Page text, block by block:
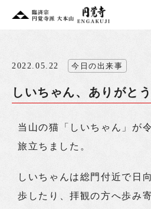
2022.05.22 今日の出来事
しいちゃん、ありがとう
当山の猫「しいちゃん」が
旅立ちました。
しいちゃんは総門付近で日
歩したり、拝観の方へ歩み